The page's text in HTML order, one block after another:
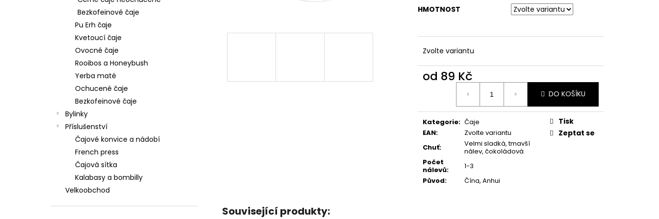
Bezkofeinové čaje
Pu Erh čaje
Kvetoucí čaje
Ovocné čaje
Rooibos a Honeybush
Yerba maté
Ochucené čaje
Bezkofeinové čaje
Bylinky
Příslušenství
Čajové konvice a nádobí
French press
Čajová sítka
Kalabasy a bombilly
Velkoobchod
HMOTNOST
Zvolte variantu
od 89 Kč
DO KOŠÍKU
Kategorie: Čaje
EAN:
Zvolte variantu
Chuť:
Velmi sladká, tmavší
nálev, čokoládová
Počet
nálevů:
1-3
Původ: Čína, Anhui
Tisk
Zeptat se
Související produkty:
299 Kč